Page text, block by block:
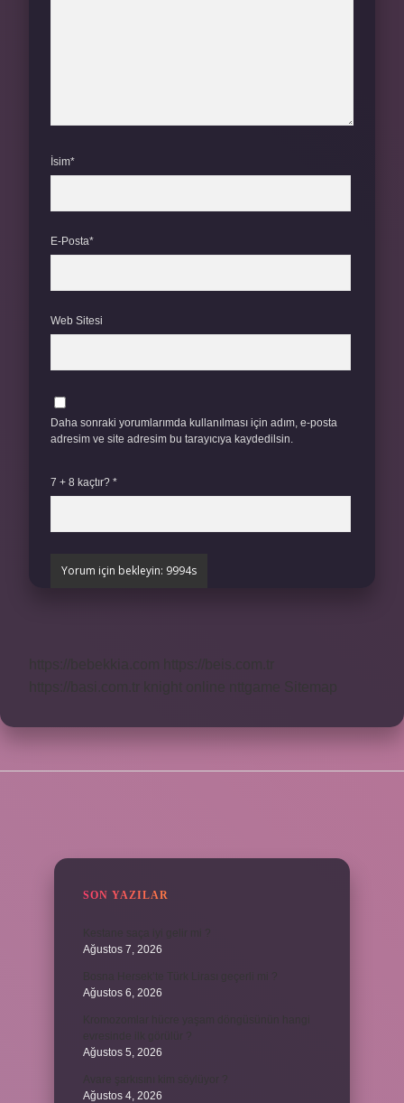
İsim*
E-Posta*
Web Sitesi
Daha sonraki yorumlarımda kullanılması için adım, e-posta
adresim ve site adresim bu tarayıcıya kaydedilsin.
7 + 8 kaçtır? *
SON YAZILAR
Ağustos 7, 2026
Ağustos 6, 2026
Ağustos 5, 2026
Ağustos 4, 2026